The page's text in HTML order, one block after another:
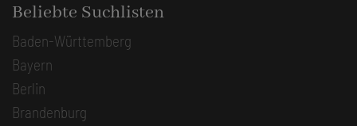
Beliebte Suchlisten
Baden-Württemberg
Bayern
Berlin
Brandenburg